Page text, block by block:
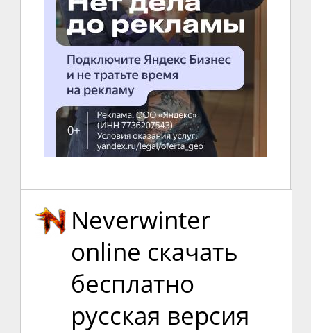
Neverwinter
online скачать
бесплатно
русская версия